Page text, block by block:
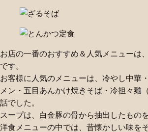
お店の一番のおすすめ＆人気メニューは
です。
お客様に人気のメニューは、冷やし中華
メン・五目あんかけ焼きそば・冷担々麺
話でした。
スープは、白金豚の骨から抽出したもの
洋食メニューの中では、昔懐かしい味を